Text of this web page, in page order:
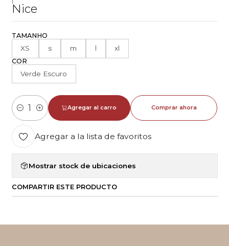
Nice
TAMANHO
XS s m l xl
COR
Verde Escuro
Cantidad
Agregar al carro Comprar ahora
Agregar a la lista de favoritos
Mostrar stock de ubicaciones
COMPARTIR ESTE PRODUCTO